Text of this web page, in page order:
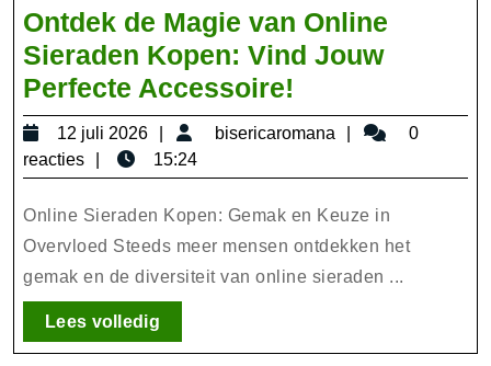
Ontdek de Magie van Online
Sieraden Kopen: Vind Jouw
Perfecte Accessoire!
de
Magie
van
Online
Sieraden
Kopen:
Jouw
12 juli 2026
12
juli
2026
bisericaromana bisericaromana
0
reacties
15:24
Online Sieraden Kopen: Gemak en Keuze in
Overvloed Steeds meer mensen ontdekken het
gemak en de diversiteit van online sieraden ...
Lees volledigLees
volledig